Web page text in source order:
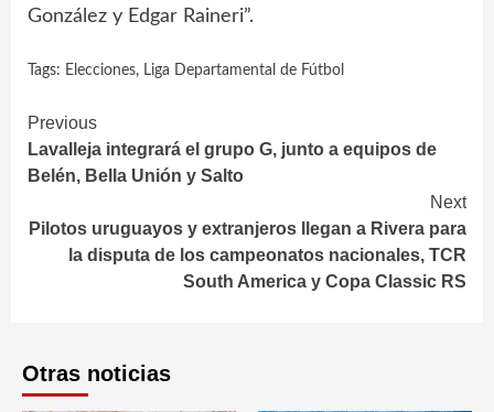
González y Edgar Raineri”.
Tags: Elecciones, Liga Departamental de Fútbol
Continue
Reading
Previous
Lavalleja integrará el grupo G, junto a equipos de
Belén, Bella Unión y Salto
Next
Pilotos uruguayos y extranjeros llegan a Rivera para
la disputa de los campeonatos nacionales, TCR
South America y Copa Classic RS
Otras noticias